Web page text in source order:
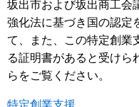
坂出市および坂出商工会
強化法に基づき国の認定
て、また、この特定創業
る証明書があると受けら
らをご覧ください。
特定創業支援